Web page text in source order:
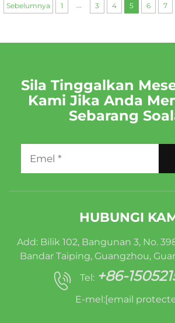
Sebelumnya 1 ... 3 4 5 6 7
Sila Tinggalkan
Kami Jika Anda
Sebarang
HUBUNGI
Add: Bilik 102, Bangunan 3, No.
Bandar Taiping, Guangzhou,
Tel: +86-
E-mel:[email